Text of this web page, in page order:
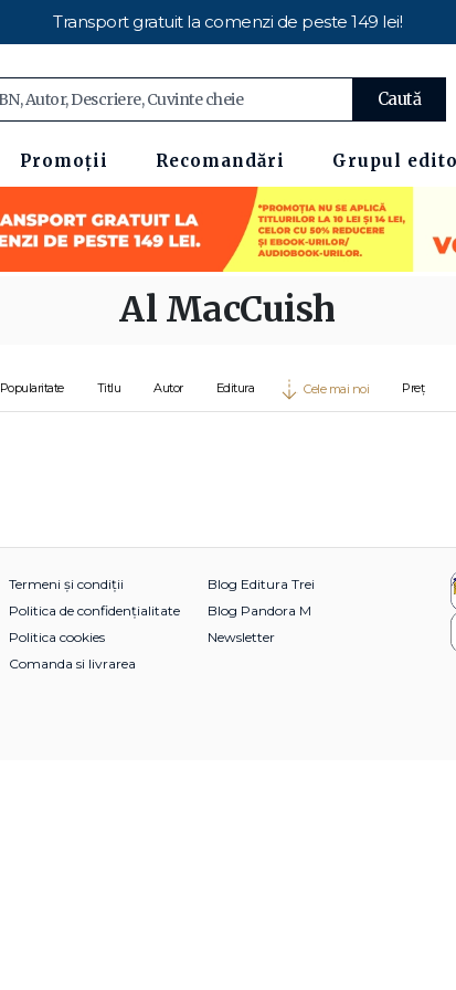
Transport gratuit la comenzi de peste 149 lei!
Caută
Promoții Recomandări Grupul
Al MacCuish
Popularitate Titlu Autor Editura Cele mai noi Preț
Termeni și condiții
Politica de confidențialitate
Politica cookies
Comanda si livrarea
Blog Editura Trei
Blog Pandora M
Newsletter